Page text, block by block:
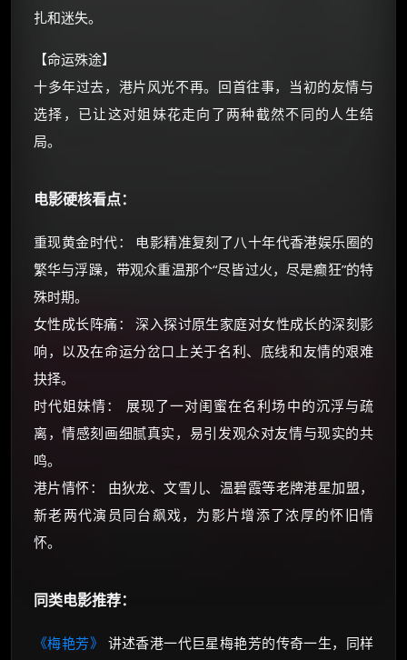
扎和迷失。
【命运殊途】
十多年过去，港片风光不再。回首往事，当初的友情与
选择，已让这对姐妹花走向了两种截然不同的人生结
局。
电影硬核看点：
重现黄金时代： 电影精准复刻了八十年代香港娱乐圈的
繁华与浮躁，带观众重温那个“尽皆过火，尽是癫狂”的特
殊时期。
女性成长阵痛： 深入探讨原生家庭对女性成长的深刻影
响，以及在命运分岔口上关于名利、底线和友情的艰难
抉择。
时代姐妹情： 展现了一对闺蜜在名利场中的沉浮与疏
离，情感刻画细腻真实，易引发观众对友情与现实的共
鸣。
港片情怀： 由狄龙、文雪儿、温碧霞等老牌港星加盟，
新老两代演员同台飙戏，为影片增添了浓厚的怀旧情
怀。
同类电影推荐：
《梅艳芳》
讲述香港一代巨星梅艳芳的传奇一生，同样